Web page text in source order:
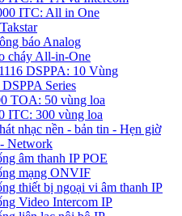
ITC: All in One
báo Analog
cháy All-in-One
DSPPA: 10 Vùng
Series
TOA: 50 vùng loa
ITC: 300 vùng loa
nhạc nền - bản tin - Hẹn giờ
Network
âm thanh IP POE
mạng ONVIF
thiết bị ngoại vi âm thanh IP
Video Intercom IP